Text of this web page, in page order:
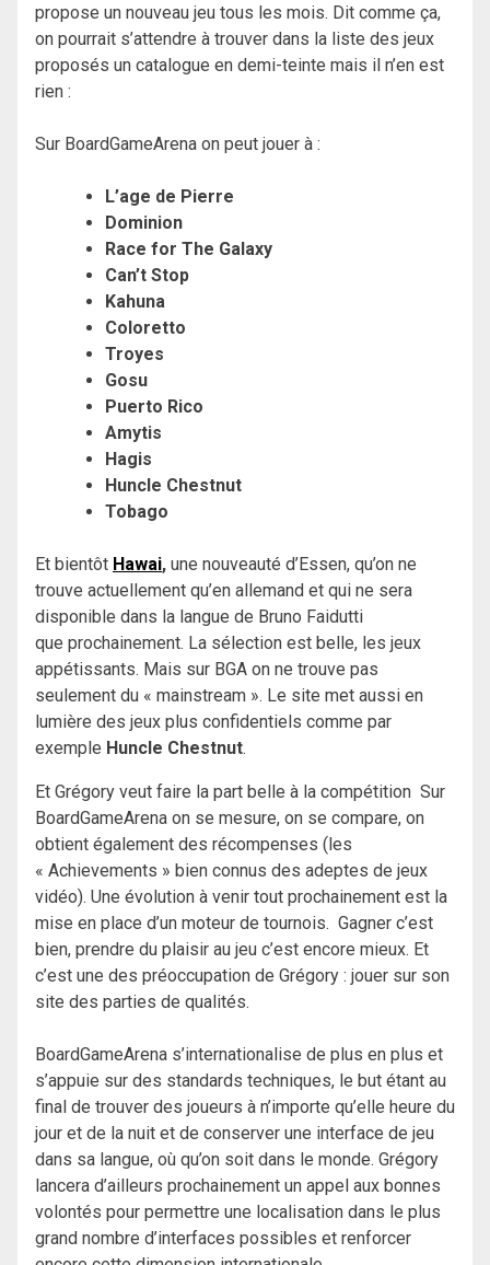
propose un nouveau jeu tous les mois. Dit comme ça,
on pourrait s’attendre à trouver dans la liste des jeux
proposés un catalogue en demi-teinte mais il n’en est
rien :
Sur BoardGameArena on peut jouer à :
L’age de Pierre
Dominion
Race for The Galaxy
Can’t Stop
Kahuna
Coloretto
Troyes
Gosu
Puerto Rico
Amytis
Hagis
Huncle Chestnut
Tobago
Et bientôt Hawai, une nouveauté d’Essen, qu’on ne
trouve actuellement qu’en allemand et qui ne sera
disponible dans la langue de Bruno Faidutti
que prochainement. La sélection est belle, les jeux
appétissants. Mais sur BGA on ne trouve pas
seulement du « mainstream ». Le site met aussi en
lumière des jeux plus confidentiels comme par
exemple Huncle Chestnut.
Et Grégory veut faire la part belle à la compétition Sur
BoardGameArena on se mesure, on se compare, on
obtient également des récompenses (les
« Achievements » bien connus des adeptes de jeux
vidéo). Une évolution à venir tout prochainement est la
mise en place d’un moteur de tournois. Gagner c’est
bien, prendre du plaisir au jeu c’est encore mieux. Et
c’est une des préoccupation de Grégory : jouer sur son
site des parties de qualités.
BoardGameArena s’internationalise de plus en plus et
s’appuie sur des standards techniques, le but étant au
final de trouver des joueurs à n’importe qu’elle heure du
jour et de la nuit et de conserver une interface de jeu
dans sa langue, où qu’on soit dans le monde. Grégory
lancera d’ailleurs prochainement un appel aux bonnes
volontés pour permettre une localisation dans le plus
grand nombre d’interfaces possibles et renforcer